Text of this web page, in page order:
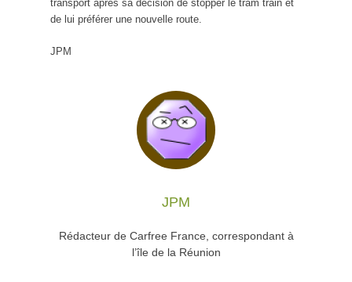
transport après sa décision de stopper le tram train et
de lui préférer une nouvelle route.
JPM
JPM
Rédacteur de Carfree France, correspondant à
l’île de la Réunion